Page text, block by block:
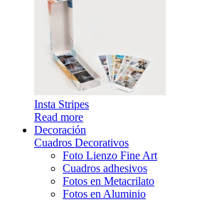
Insta Stripes
Read more
Decoración
Cuadros Decorativos
Foto Lienzo Fine Art
Cuadros adhesivos
Fotos en Metacrilato
Fotos en Aluminio